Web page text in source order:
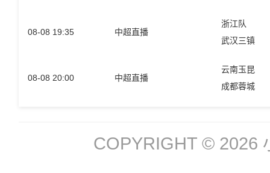
08-08 19:35 中超直播
浙江队
武汉三镇
08-08 20:00 中超直播
云南玉昆
成都蓉城
COPYRIGHT © 2026